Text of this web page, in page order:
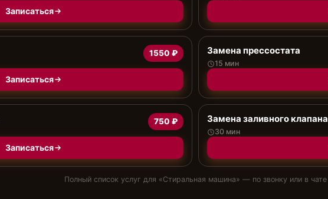
Записаться
1550 ₽
Записаться
Замена прессостата
15 мин
750 ₽
Записаться
Замена заливного клапана
30 мин
Полный список услуг для «Стиральная машина» — по звонку или в чате